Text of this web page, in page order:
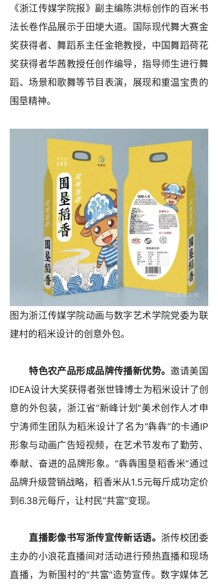
《浙江传媒学院报》副主编陈洪标创作的百米书
法长卷作品展示于田埂大道。国际现代舞大赛金
奖获得者、舞蹈系主任金艳教授，中国舞蹈荷花
奖获得者华茜教授任创作编导，指导师生进行舞
蹈、场景和歌舞等节目表演，展现和重温宝贵的
围垦精神。
图为浙江传媒学院动画与数字艺术学院党委为联
建村的稻米设计的创意外包。
特色农产品形成品牌传播新优势。 邀请美国
IDEA设计大奖获得者张世锋博士为稻米设计了创
意的外包装，浙江省“新峰计划”美术创作人才申
宁涛师生团队为稻米设计了名为“犇犇”的卡通IP
形象与动画广告短视频，在艺术节发布了勤劳、
奉献、奋进的品牌形象。“犇犇围垦稻香米”通过
品牌升级营销战略，稻香米从1.5元每斤成功定价
到6.38元每斤，让村民“共富”变现。
直播影像书写浙传宣传新话语。 浙传校团委
主办的小浪花直播间对活动进行预热直播和现场
直播，为新围村的“共富”造势宣传。数字媒体艺